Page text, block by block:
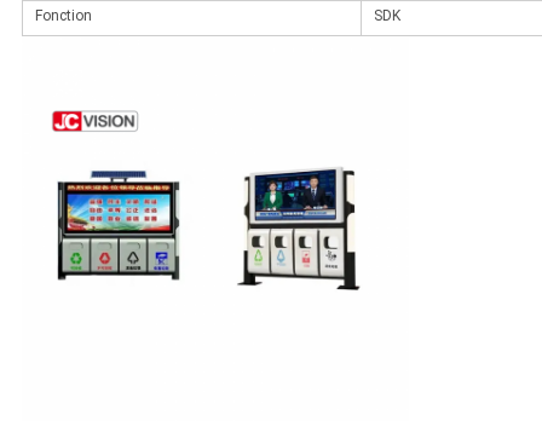
Fonction SDK